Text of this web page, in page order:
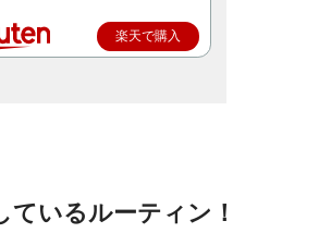
楽天で購入
ているルーティン！